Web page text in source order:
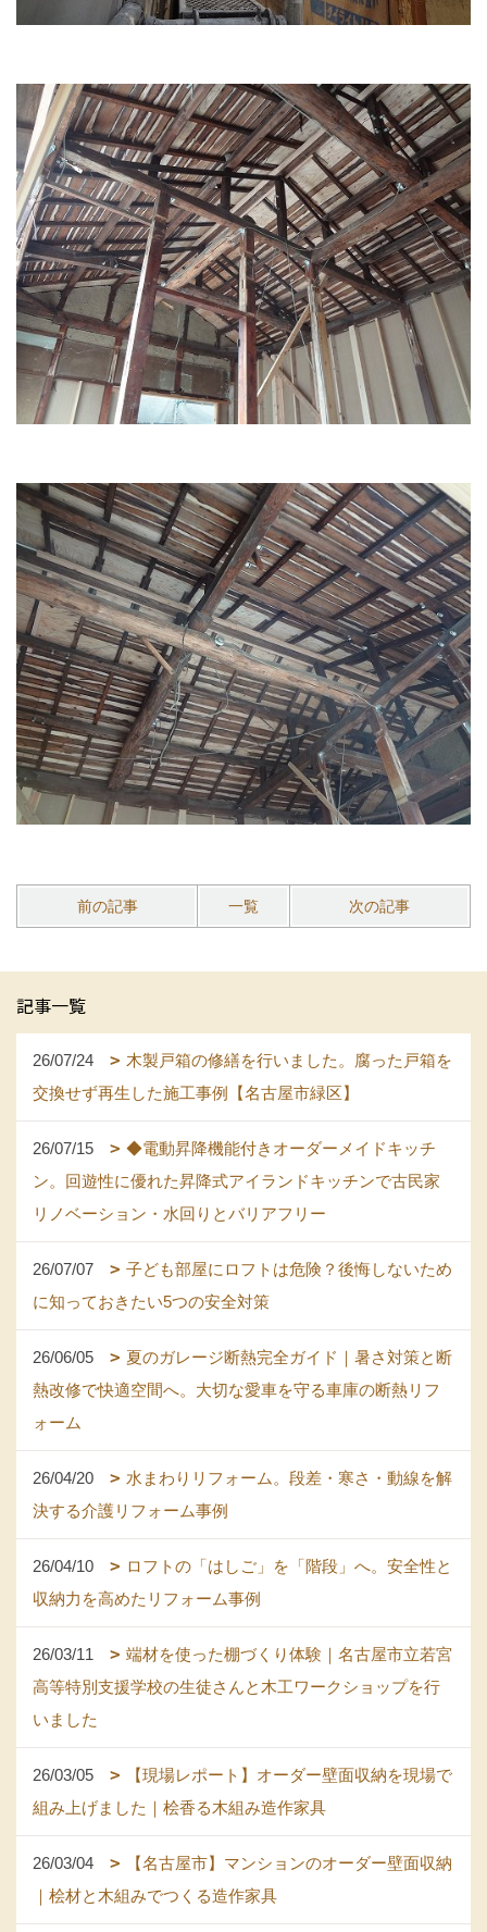
前の記事 一覧 次の記事
記事一覧
26/07/24
木製戸箱の修繕を行いました。腐った戸箱を
交換せず再生した施工事例【名古屋市緑区】
26/07/15
◆電動昇降機能付きオーダーメイドキッチ
ン。回遊性に優れた昇降式アイランドキッチンで古民家
リノベーション・水回りとバリアフリー
26/07/07
子ども部屋にロフトは危険？後悔しないため
に知っておきたい5つの安全対策
26/06/05
夏のガレージ断熱完全ガイド｜暑さ対策と断
熱改修で快適空間へ。大切な愛車を守る車庫の断熱リフ
ォーム
26/04/20
水まわりリフォーム。段差・寒さ・動線を解
決する介護リフォーム事例
26/04/10
ロフトの「はしご」を「階段」へ。安全性と
収納力を高めたリフォーム事例
26/03/11
端材を使った棚づくり体験｜名古屋市立若宮
高等特別支援学校の生徒さんと木工ワークショップを行
いました
26/03/05
【現場レポート】オーダー壁面収納を現場で
組み上げました｜桧香る木組み造作家具
26/03/04
【名古屋市】マンションのオーダー壁面収納
｜桧材と木組みでつくる造作家具